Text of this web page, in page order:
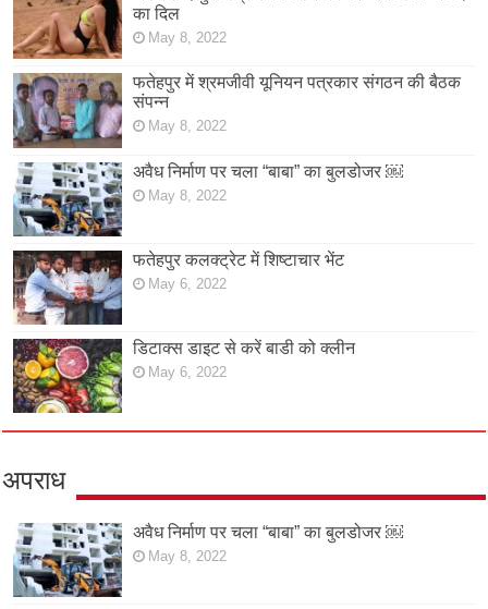
का दिल
May 8, 2022
फतेहपुर में श्रमजीवी यूनियन पत्रकार संगठन की बैठक
संपन्न
May 8, 2022
अवैध निर्माण पर चला “बाबा” का बुलडोजर ￼
May 8, 2022
फतेहपुर कलक्ट्रेट में शिष्टाचार भेंट
May 6, 2022
डिटाक्स डाइट से करें बाडी को क्लीन
May 6, 2022
अपराध
अवैध निर्माण पर चला “बाबा” का बुलडोजर ￼
May 8, 2022